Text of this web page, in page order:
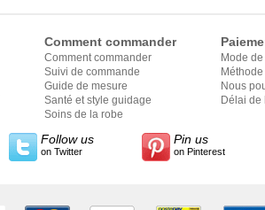
Comment commander
Comment commander
Suivi de commande
Guide de mesure
Santé et style guidage
Soins de la robe
Mode
Nous
Délai de
Follow us
on Twitter
Pin us
on Pinterest